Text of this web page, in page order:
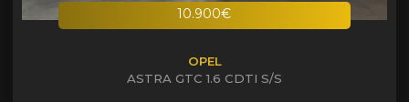
10.900€
OPEL
ASTRA GTC 1.6 CDTI S/S